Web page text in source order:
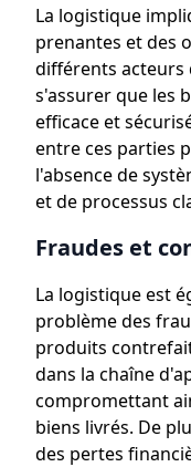
La logistique
prenantes et des
différents
s'assurer que les
efficace et
entre ces parties
l'absence de
et de processus
Fraudes et
La logistique est
problème des
produits
dans la chaîne
compromettant
biens livrés. De
des pertes